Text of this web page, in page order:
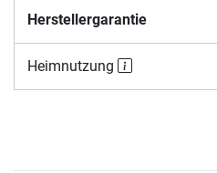
Herstellergarantie
Heimnutzung